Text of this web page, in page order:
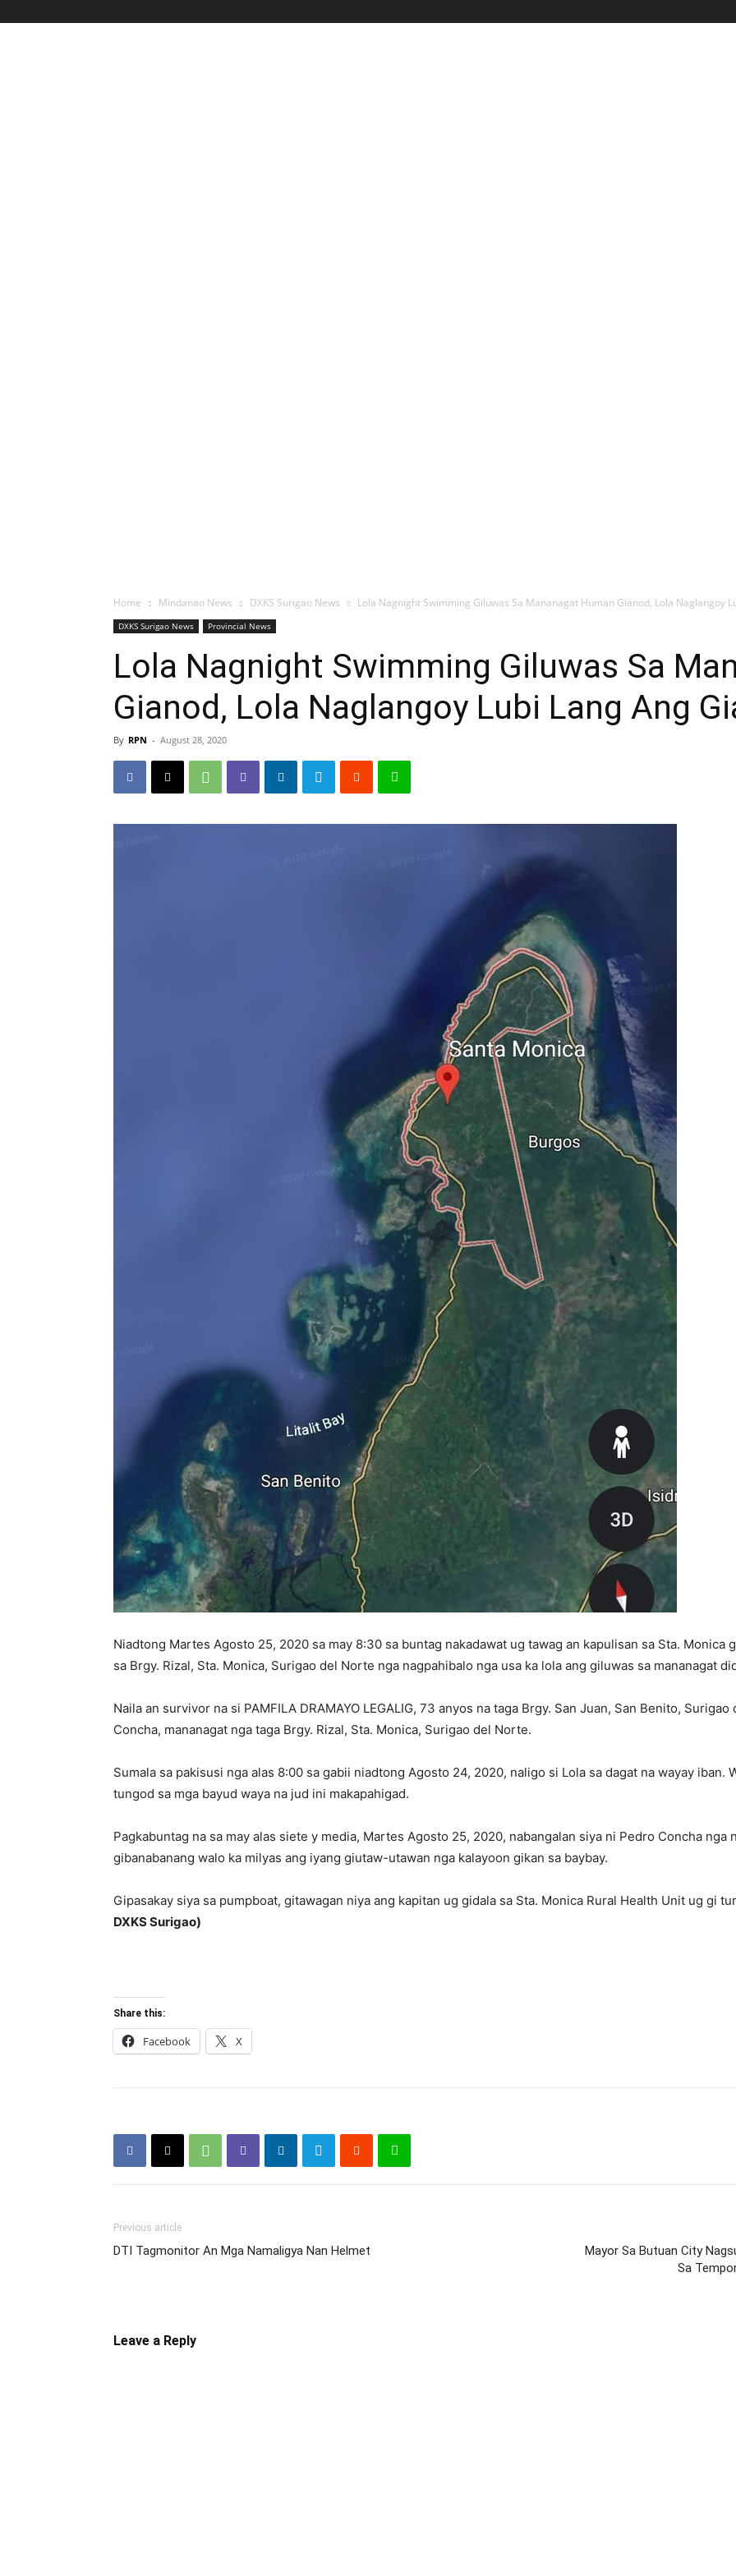
Home Mindanao News DXKS Surigao News Lola Nagnight Swimming Giluwas Sa Mananagat Human Gianod, Lola Naglangoy
DXKS Surigao News Provincial News
Lola Nagnight Swimming Giluwas Sa
Gianod, Lola Naglangoy Lubi Lang Ang
By RPN - August 28, 2020
Niadtong Martes Agosto 25, 2020 sa may 8:30 sa buntag nakadawat ug tawag an kapulisan sa Sta. Monica
sa Brgy. Rizal, Sta. Monica, Surigao del Norte nga nagpahibalo nga usa ka lola ang giluwas sa mananagat
Naila an survivor na si PAMFILA DRAMAYO LEGALIG, 73 anyos na taga Brgy. San Juan, San Benito,
Concha, mananagat nga taga Brgy. Rizal, Sta. Monica, Surigao del Norte.
Sumala sa pakisusi nga alas 8:00 sa gabii niadtong Agosto 24, 2020, naligo si Lola sa dagat na wayay iban.
tungod sa mga bayud waya na jud ini makapahigad.
Pagkabuntag na sa may alas siete y media, Martes Agosto 25, 2020, nabangalan siya ni Pedro Concha nga
gibanabanang walo ka milyas ang iyang giutaw-utawan nga kalayoon gikan sa baybay.
Gipasakay siya sa pumpboat, gitawagan niya ang kapitan ug gidala sa Sta. Monica Rural Health Unit ug gi
DXKS Surigao)
Share this:
Facebook X
Previous article
DTI Tagmonitor An Mga Namaligya Nan Helmet
Mayor Sa Butuan City
Sa
Leave a Reply